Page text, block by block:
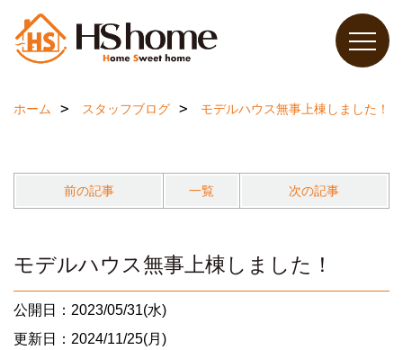
ホーム スタッフブログ モデルハウス無事上棟しました！
前の記事 一覧 次の記事
モデルハウス無事上棟しました！
公開日：2023/05/31(水)
更新日：2024/11/25(月)